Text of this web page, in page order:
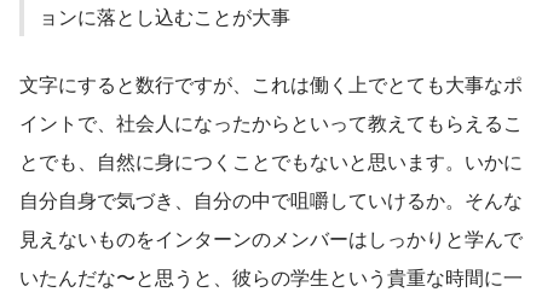
ョンに落とし込むことが大事
文字にすると数行ですが、これは働く上でとても大事なポ
イントで、社会人になったからといって教えてもらえるこ
とでも、自然に身につくことでもないと思います。いかに
自分自身で気づき、自分の中で咀嚼していけるか。そんな
見えないものをインターンのメンバーはしっかりと学んで
いたんだな〜と思うと、彼らの学生という貴重な時間に一